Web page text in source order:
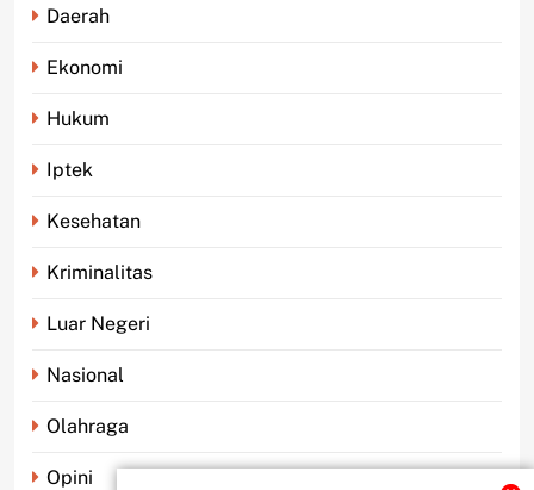
Daerah
Ekonomi
Hukum
Iptek
Kesehatan
Kriminalitas
Luar Negeri
Nasional
Olahraga
Opini